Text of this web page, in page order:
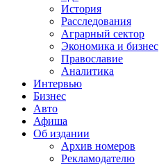
История
Расследования
Аграрный сектор
Экономика и бизнес
Православие
Аналитика
Интервью
Бизнес
Авто
Афиша
Об издании
Архив номеров
Рекламодателю